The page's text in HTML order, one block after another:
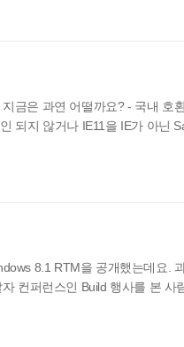
금은 과연 어떨까요? - 국내
되지 않거나 IE11을 IE가 아닌
8.1 RTM을 공개했는데요.
컨퍼런스인 Build 행사를 본 사